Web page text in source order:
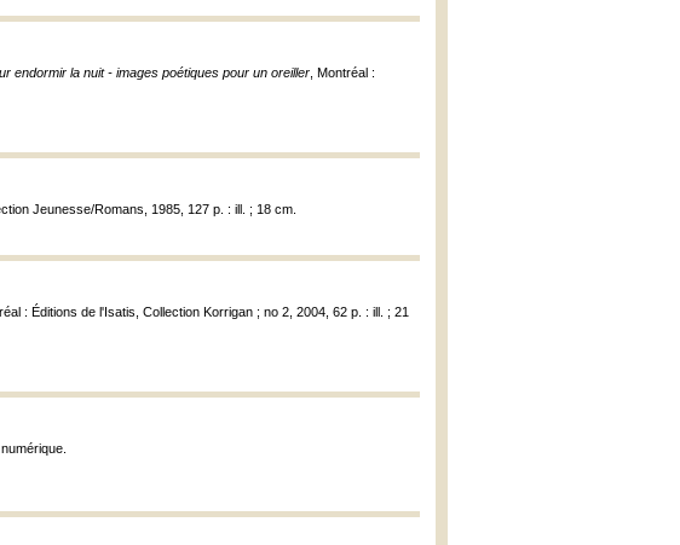
endormir la nuit - images poétiques pour un oreiller , Montréal :
Jeunesse/Romans, 1985, 127 p. : ill. ; 18 cm.
: Éditions de l'Isatis, Collection Korrigan ; no 2, 2004, 62 p. : ill. ; 21